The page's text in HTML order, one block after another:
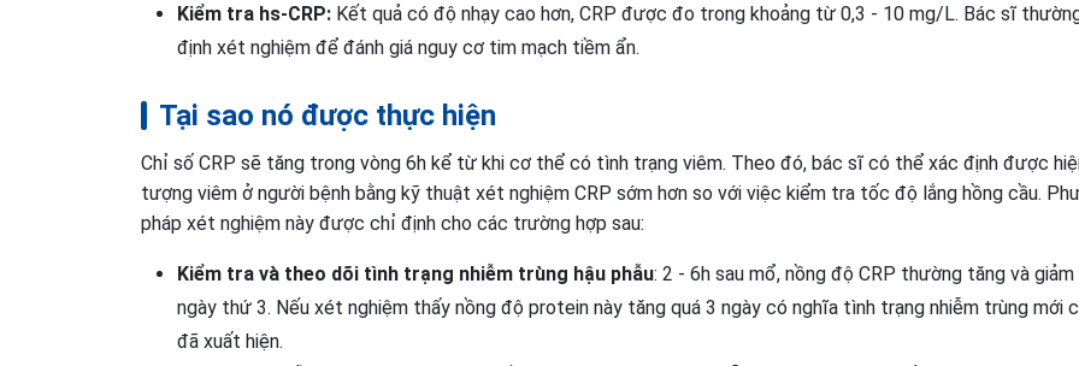
Kiểm tra hs-CRP: Kết quả có độ nhạy cao hơn, CRP được đo trong khoảng từ 0,3 - 10 mg/L. Bác sĩ
định xét nghiệm để đánh giá nguy cơ tim mạch tiềm ẩn.
Tại sao nó được thực hiện
Chỉ số CRP sẽ tăng trong vòng 6h kể từ khi cơ thể có tình trạng viêm. Theo đó, bác sĩ có thể xác định được
tượng viêm ở người bệnh bằng kỹ thuật xét nghiệm CRP sớm hơn so với việc kiểm tra tốc độ lắng hồng cầu.
pháp xét nghiệm này được chỉ định cho các trường hợp sau:
Kiểm tra và theo dõi tình trạng nhiễm trùng hậu phẫu: 2 - 6h sau mổ, nồng độ CRP thường tăng và giảm
ngày thứ 3. Nếu xét nghiệm thấy nồng độ protein này tăng quá 3 ngày có nghĩa tình trạng nhiễm trùng mới
đã xuất hiện.